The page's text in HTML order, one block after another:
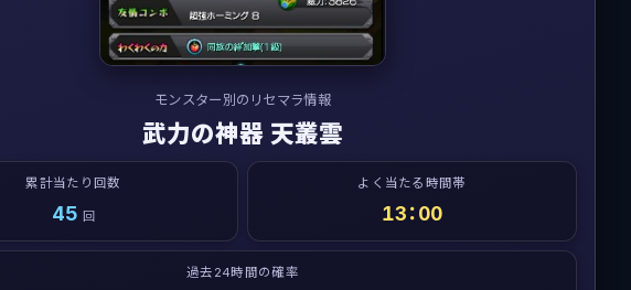
モンスター別のリセマラ情報
武力の神器 天叢雲
累計当たり回数
45 回
よく当たる時間帯
13：00
過去24時間の確率